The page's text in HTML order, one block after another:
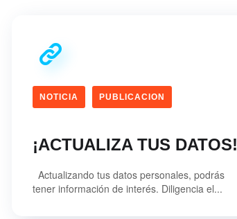
NOTICIA PUBLICACION
¡ACTUALIZA TUS DATOS!
Actualizando tus datos personales, podrás
tener información de interés. Diligencia el...